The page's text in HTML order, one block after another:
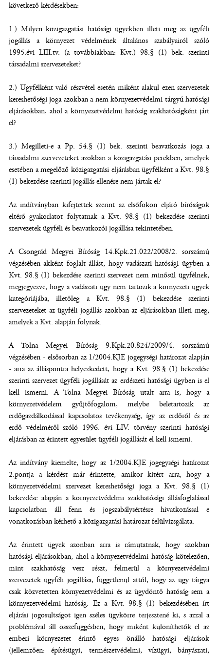
következő kérdésekben:
1.) Milyen közigazgatási hatósági ügyekben illeti meg az ügyféli
jogállás a környezet védelmének általános szabályairól szóló
1995.évi LIII.tv. (a továbbiakban: Kvt.) 98.§ (1) bek. szerinti
társadalmi szervezeteket?
2.) Ügyfélként való részvétel esetén miként alakul ezen szervezetek
kereshetőségi joga azokban a nem környezetvédelmi tárgyú hatósági
eljárásokban, ahol a környezetvédelmi hatóság szakhatóságként járt
el?
3.) Megilleti-e a Pp. 54.§ (1) bek. szerinti beavatkozás joga a
társadalmi szervezeteket azokban a közigazgatási perekben, amelyek
esetében a megelőző közigazgatási eljárásban ügyfélként a Kvt. 98.§
(1) bekezdése szerinti jogállás ellenére nem jártak el?
Az indítványban kifejtettek szerint az elsőfokon eljáró bíróságok
eltérő gyakorlatot folytatnak a Kvt. 98.§ (1) bekezdése szerinti
szervezetek ügyféli és beavatkozói jogállása tekintetében.
A Csongrád Megyei Bíróság 14.Kpk.21.022/2008/2. sorszámú
végzésében akként foglalt állást, hogy vadászati hatósági ügyben a
Kvt. 98.§ (1) bekezdése szerinti szervezet nem minősül ügyfélnek,
megjegyezve, hogy a vadászati ügy nem tartozik a környezeti ügyek
kategóriájába, illetőleg a Kvt. 98.§ (1) bekezdése szerinti
szervezeteket az ügyféli jogállás azokban az eljárásokban illeti meg,
amelyek a Kvt. alapján folynak.
A Tolna Megyei Bíróság 9.Kpk.20.824/2009/4. sorszámú
végzésében - elsősorban az 1/2004.KJE jogegységi határozat alapján
- arra az álláspontra helyezkedett, hogy a Kvt. 98.§ (1) bekezdése
szerinti szervezet ügyféli jogállását az erdészeti hatósági ügyben is el
kell ismerni. A Tolna Megyei Bíróság utalt arra is, hogy a
környezetvédelem gyűjtőfogalom, melybe beletartozik az
erdőgazdálkodással kapcsolatos tevékenység, így az erdőről és az
erdő védelméről szóló 1996. évi LIV. törvény szerinti hatósági
eljárásban az érintett egyesület ügyféli jogállását el kell ismerni.
Az indítvány kiemelte, hogy az 1/2004.KJE jogegységi határozat
2.pontja a kérdést már érintette, amikor kitért arra, hogy a
környezetvédelmi szervezet kereshetőségi joga a Kvt. 98.§ (1)
bekezdése alapján a környezetvédelmi szakhatósági állásfoglalással
kapcsolatban áll fenn és jogszabálysértésre hivatkozással e
vonatkozásban kérhető a közigazgatási határozat felülvizsgálata.
Az érintett ügyek azonban arra is rámutatnak, hogy azokban
hatósági eljárásokban, ahol a környezetvédelmi hatóság kötelezően,
mint szakhatóság vesz részt, felmerül a környezetvédelmi
szervezetek ügyféli jogállása, függetlenül attól, hogy az ügy tárgya
csak közvetetten környezetvédelmi és az ügydöntő hatóság sem a
környezetvédelmi hatóság. Ez a Kvt. 98.§ (1) bekezdésében írt
eljárási jogosultságot igen széles ügykörre terjesztené ki, s azzal a
problémával áll összefüggésben, hogy miként különíthetők el az
emberi környezetet érintő egyes önálló hatósági eljárások
(jellemzően: építésügyi, természetvédelmi, vízügyi, bányászati,